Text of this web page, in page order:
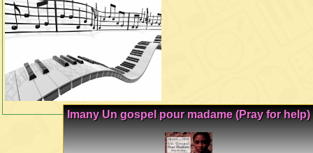
Imany Un gospel pour madame (Pray for help)